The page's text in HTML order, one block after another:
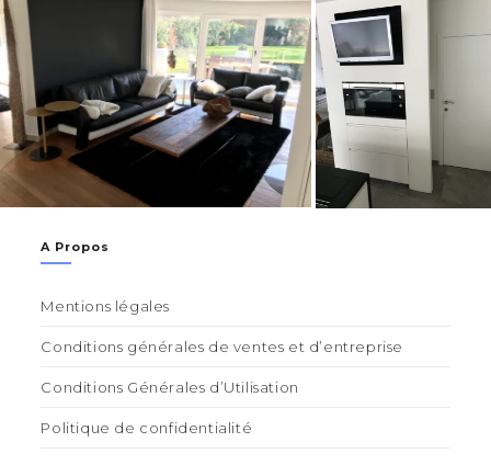
A Propos
Mentions légales
Conditions générales de ventes et d’entreprise
Conditions Générales d’Utilisation
Politique de confidentialité